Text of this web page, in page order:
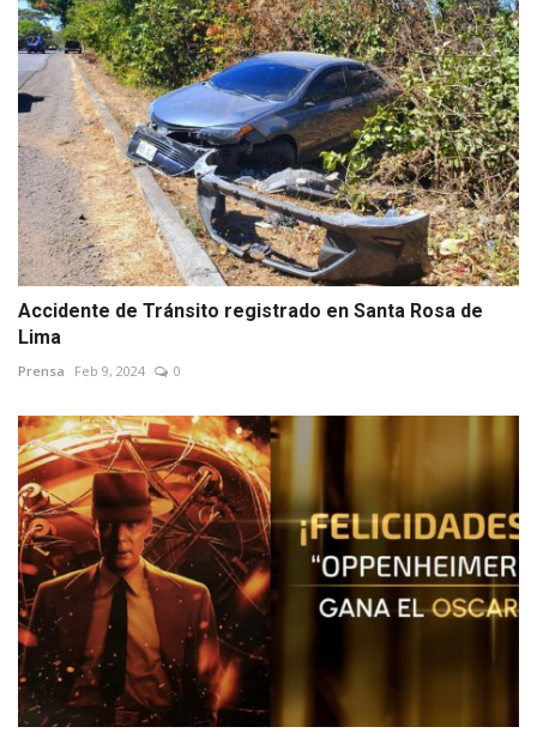
Accidente de Tránsito registrado en Santa Rosa de
Lima
Prensa Feb 9, 2024 0